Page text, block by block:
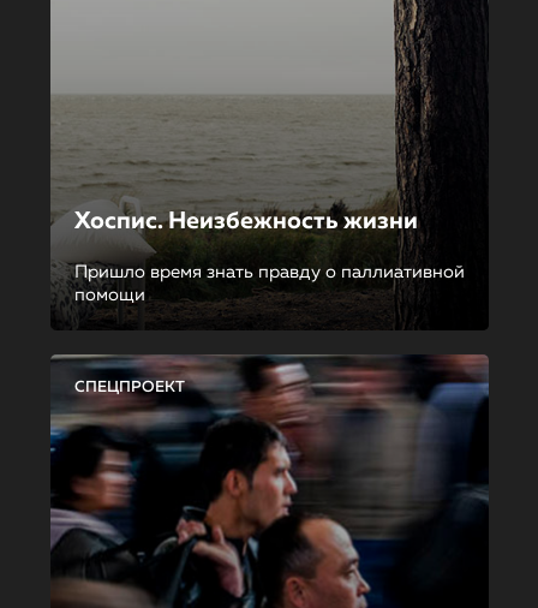
Хоспис. Неизбежность жизни
Пришло время знать правду о паллиативной
помощи
СПЕЦПРОЕКТ